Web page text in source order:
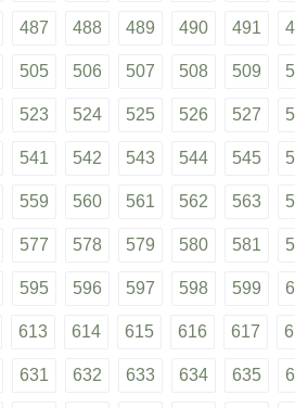
487 488 489 490 491
505 506 507 508 509
523 524 525 526 527
541 542 543 544 545
559 560 561 562 563
577 578 579 580 581
595 596 597 598 599
613 614 615 616 617
631 632 633 634 635